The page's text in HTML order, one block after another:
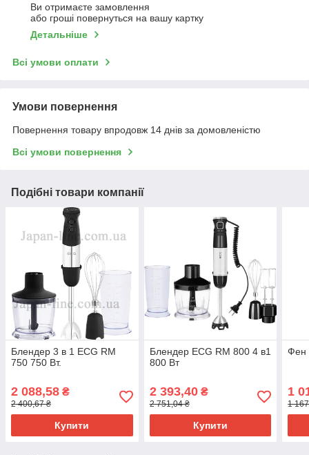
Ви отримаєте замовлення
або гроші повернуться на вашу картку
Детальніше
Всі умови оплати
Умови повернення
Повернення товару впродовж 14 днів за домовленістю
Всі умови повернення
Подібні товари компанії
Блендер 3 в 1 ECG RM
750 750 Вт.
2 088,58 ₴
2 400,67 ₴
Купити
Блендер ECG RM 800 4 в1
800 Вт
2 393,40₴
2 751,04 ₴
Купити
Фен
1
1